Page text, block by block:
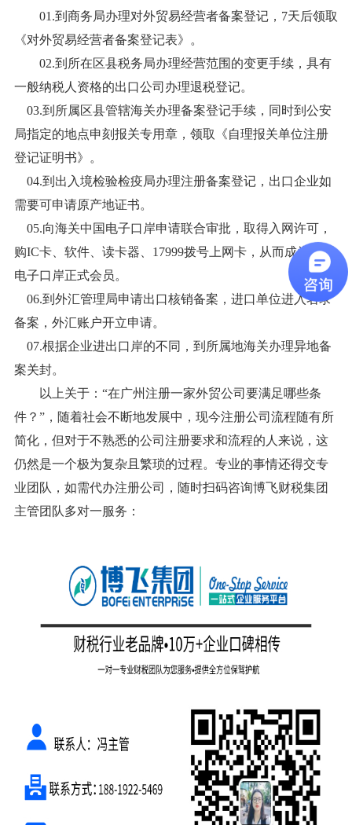
01.到商务局办理对外贸易经营者备案登记， 7天后领取
《对外贸易经营者备案登记表》。
02.到所在区县税务局办理经营范围的变更手续，具有
一般纳税人资格的出口公司办理退税登记。
03.到所属区县管辖海关办理备案登记手续，同时到公安
局指定的地点申刻报关专用章，领取《自理报关单位注册
登记证明书》。
04.到出入境检验检疫局办理注册备案登记，出口企业如
需要可申请原产地证书。
05.向海关中国电子口岸申请联合审批，取得入网许可，
购IC卡、软件、读卡器、17999拨号上网卡，从而成为中国
电子口岸正式会员。
06.到外汇管理局申请出口核销备案，进口单位进入名录
备案，外汇账户开立申请。
07.根据企业进出口岸的不同，到所属地海关办理异地备
案关封。
以上关于： “在广州注册一家外贸公司要满足哪些条
件？”，随着社会不断地发展中，现今注册公司流程随有所
简化，但对于不熟悉的公司注册要求和流程的人来说，这
仍然是一个极为复杂且繁琐的过程。 专业的事情还得交专
业团队，如需代办注册公司，随时扫码咨询博飞财税集团
主管团队多对一服务：